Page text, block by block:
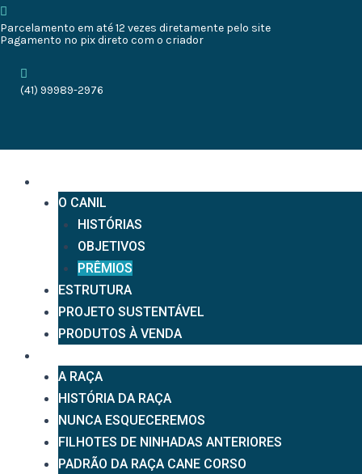
Ir
para
conteúdo
Parcelamento em até 12 vezes diretamente pelo site
Pagamento no pix direto com o criador
(41) 99989-2976
O CANIL
HISTÓRIAS
OBJETIVOS
PRÊMIOS
ESTRUTURA
PROJETO SUSTENTÁVEL
PRODUTOS À VENDA
A RAÇA
HISTÓRIA DA RAÇA
NUNCA ESQUECEREMOS
FILHOTES DE NINHADAS ANTERIORES
PADRÃO DA RAÇA CANE CORSO